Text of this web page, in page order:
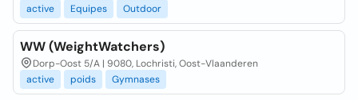
active
Equipes Outdoor
WW (WeightWatchers)
Dorp-Oost 5/A | 9080, Lochristi, Oost-Vlaanderen
active
poids Gymnases